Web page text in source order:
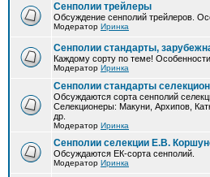
Сенполии трейлеры
Обсуждение сенполий трейлеров.
Модератор Иринка
Сенполии стандарты,
Каждому сорту по теме!
Модератор Иринка
Сенполии стандарты
Обсуждаются сорта сенполий
Селекционеры: Макуни, Архипов,
др.
Модератор Иринка
Сенполии селекции Е.В.
Обсуждаются ЕК-сорта сенполий.
Модератор Иринка